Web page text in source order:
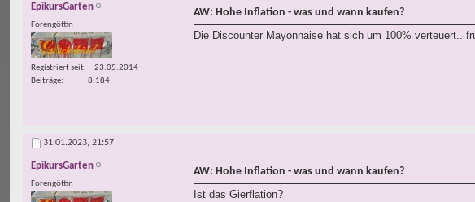
EpikursGarten
Forengöttin
Registriert seit
23.05.2014
Beiträge
8.184
AW: Hohe Inflation - was und wann kaufen?
Die Discounter Mayonnaise hat sich um 100% verteuert..
31.01.2023, 21:57
EpikursGarten
Forengöttin
AW: Hohe Inflation - was und wann kaufen?
Ist das Gierflation?